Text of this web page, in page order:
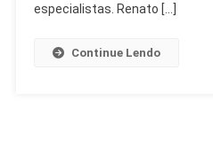
especialistas. Renato […]
Continue Lendo